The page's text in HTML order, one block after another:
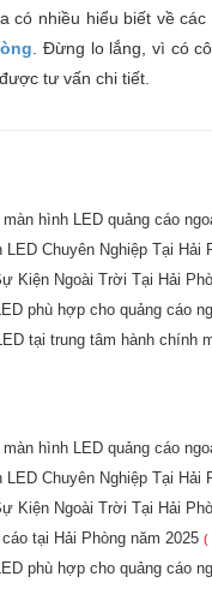
có nhiều hiểu biết về
. Đừng lo lắng, vì có
tư vấn chi tiết.
hình LED quảng cáo
Chuyên Nghiệp Tại Hải
Kiện Ngoài Trời Tại Hải
phù hợp cho quảng cáo
tại trung tâm hành chính
hình LED quảng cáo
Chuyên Nghiệp Tại Hải
Kiện Ngoài Trời Tại Hải
tại Hải Phòng năm 2025 (
phù hợp cho quảng cáo